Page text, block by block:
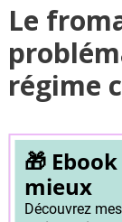
Le
régime